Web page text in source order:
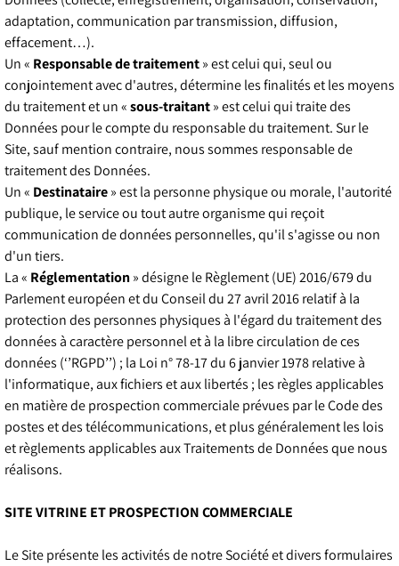
adaptation, communication par transmission, diffusion,
effacement…).
Un « Responsable de traitement» est celui qui, seul ou
conjointement avec d'autres, détermine les finalités et les moyens
du traitement et un «sous-traitant» est celui qui traite des
Données pour le compte du responsable du traitement. Sur le
Site, sauf mention contraire, nous sommes responsable de
traitement des Données.
Un « Destinataire» est la personne physique ou morale, l'autorité
publique, le service ou tout autre organisme qui reçoit
communication de données personnelles, qu'il s'agisse ou non
d'un tiers.
La « Réglementation» désigne le Règlement (UE) 2016/679 du
Parlement européen et du Conseil du 27 avril 2016 relatif à la
protection des personnes physiques à l'égard du traitement des
données à caractère personnel et à la libre circulation de ces
données (‘’RGPD’’) ; la Loi n° 78-17 du 6 janvier 1978 relative à
l'informatique, aux fichiers et aux libertés ; les règles applicables
en matière de prospection commerciale prévues par le Code des
postes et des télécommunications, et plus généralement les lois
et règlements applicables aux Traitements de Données que nous
réalisons.
SITE VITRINE ET PROSPECTION COMMERCIALE
Le Site présente les activités de notre Société et divers formulaires